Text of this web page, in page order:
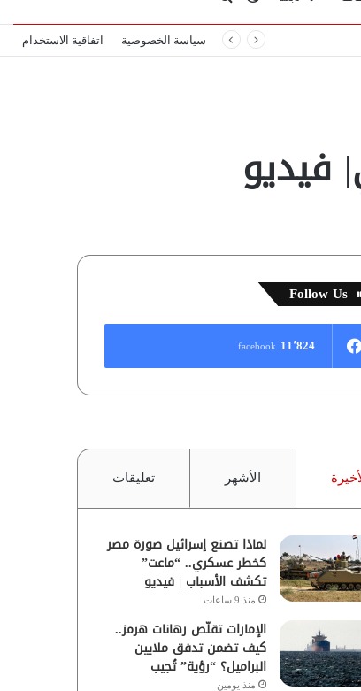
عنالمظلم
سياسة الخصوصية اتفاقية الاستخدام
فيديو
Follow Us
11٬824 facebook
الأشهر تعليقات
لماذا تصنع إسرائيل صورة مصر
كخطر عسكري.. “ماعت”
تكشف الأسباب | فيديو
منذ 9 ساعات
الإمارات تقلّص رهانات هرمز..
كيف تضمن تدفق ملايين
البراميل؟ “رؤية” تُجيب
منذ يومين